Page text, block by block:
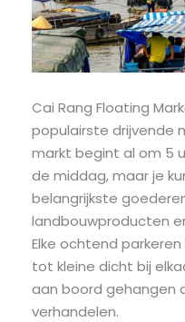
Cai Rang Floating
populairste drijvende
markt begint al om 5
de middag, maar je
belangrijkste
landbouwproducten
Elke ochtend
tot kleine dicht bij
aan boord gehangen
verhandelen.